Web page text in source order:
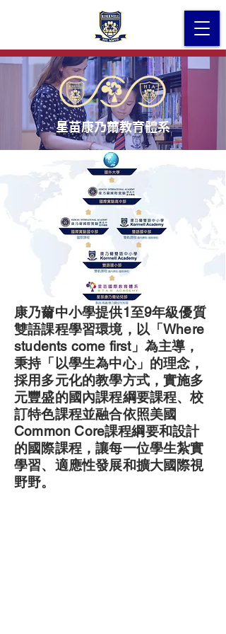
星苗康乃薾教育體系
康乃薾中小學提供1至9年級優質
雙語課程學習環境，以「Where
students come first」為主導，
秉持「以學生為中心」的理念，
採用多元化的教學方式，實施多
元豐盛的國內課程綱要課程、校
訂特色課程並融合依照美國
Common Core課程綱要和設計
的國際課程，讓每一位學生紮實
學習、適應性發展和擴大國際視
野野。